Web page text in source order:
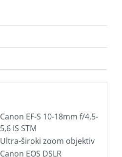
Canon EF-S 10-18mm f/4,5-
5,6 IS STM
Ultra-široki zoom objektiv
Canon EOS DSLR